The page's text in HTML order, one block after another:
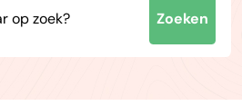
Zoeken